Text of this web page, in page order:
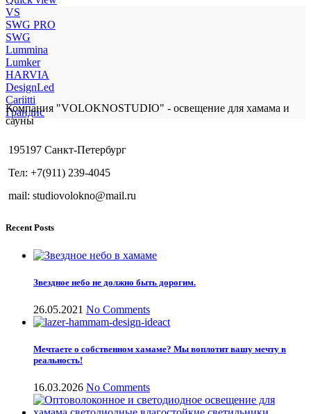
VS
SWG PRO
SWG
Lummina
Lumker
HARVIA
DesignLed
Cariitti
Грандис
Компания "VOLOKNOSTUDIO" - освещение для хамама и
сауны
195197 Санкт-Петербург
Тел: +7(911) 239-4045
mail: studiovolokno@mail.ru
Recent Posts
Звездное небо не должно быть дорогим.
26.05.2021 No Comments
Мечтаете о собственном хамаме? Мы воплотит вашу мечту в
реальность!
16.03.2026 No Comments